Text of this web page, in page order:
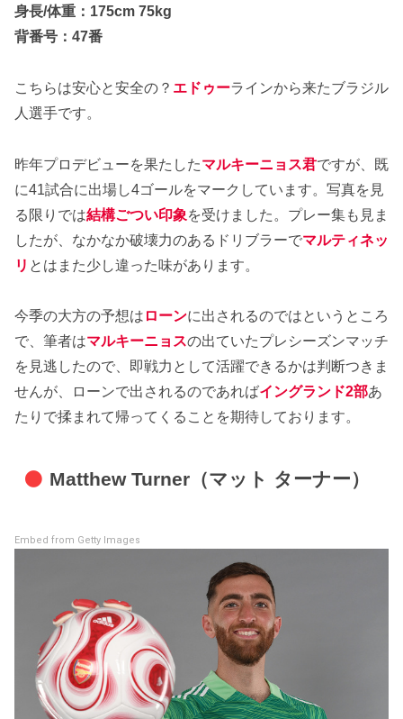
身長/体重：175cm 75kg
背番号：47番
こちらは安心と安全の？ エドゥーラインから来たブラジル
人選手です。
昨年プロデビューを果たしたマルキーニョス君ですが、既
に41試合に出場し4ゴールをマークしています。写真を見
る限りでは結構ごつい印象を受けました。プレー集も見ま
したが、なかなか破壊力のあるドリブラーでマルティネッ
リ とはまた少し違った味があります。
今季の大方の予想は ローンに出されるのではというところ
で、筆者はマルキーニョスの出ていたプレシーズンマッチ
を見逃したので、即戦力として活躍できるかは判断つきま
せんが、ローンで出されるのであればイングランド2部あ
たりで揉まれて帰ってくることを期待しております。
Matthew Turner（マット ターナー）
Embed from Getty Images